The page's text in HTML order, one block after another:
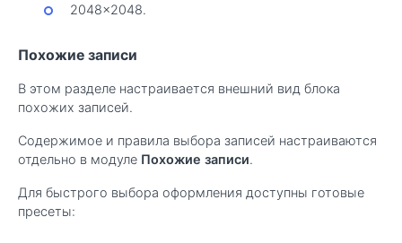
2048×2048.
Похожие записи
В этом разделе настраивается внешний вид блока
похожих записей.
Содержимое и правила выбора записей настраиваются
отдельно в модуле Похожие записи.
Для быстрого выбора оформления доступны готовые
пресеты: